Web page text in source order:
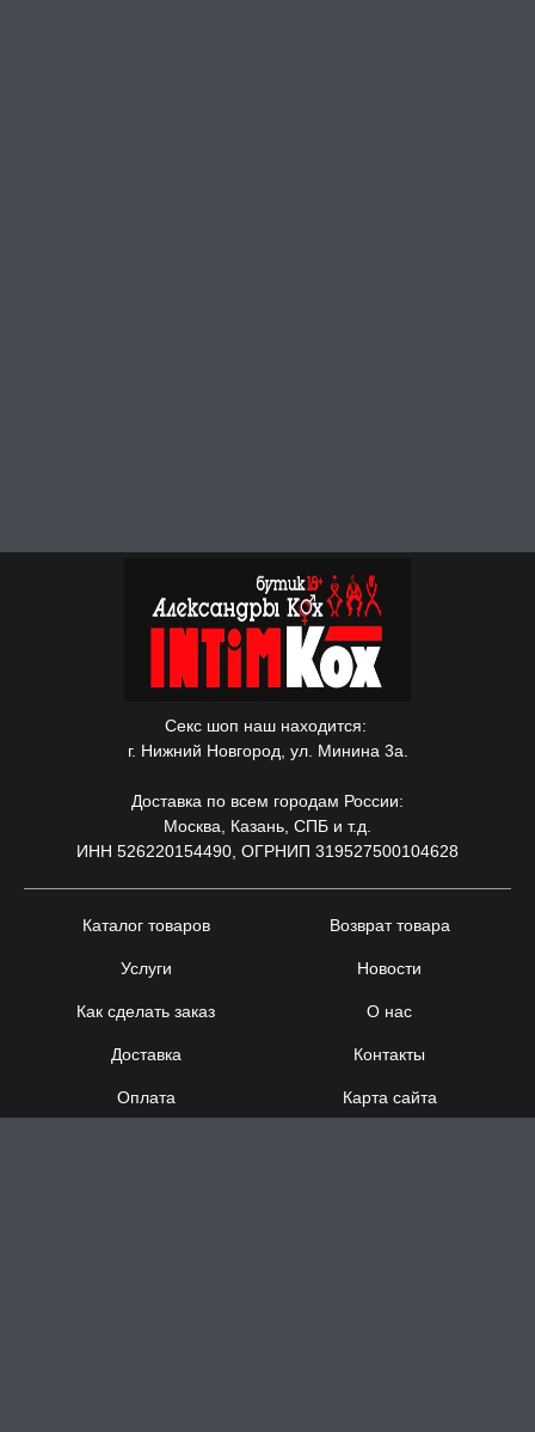
Секс шоп наш находится:
г. Нижний Новгород, ул. Минина 3а.
Доставка по всем городам России:
Москва, Казань, СПБ и т.д.
ИНН 526220154490, ОГРНИП 319527500104628
Каталог товаров
Услуги
Как сделать заказ
Доставка
Оплата
Возврат товара
Новости
О нас
Контакты
Карта сайта